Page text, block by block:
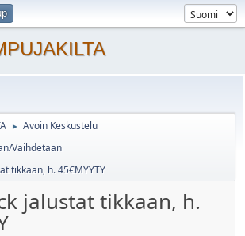
► Avoin Keskustelu
Vaihdetaan
tikkaan, h. 45€MYYTY
jalustat tikkaan, h.